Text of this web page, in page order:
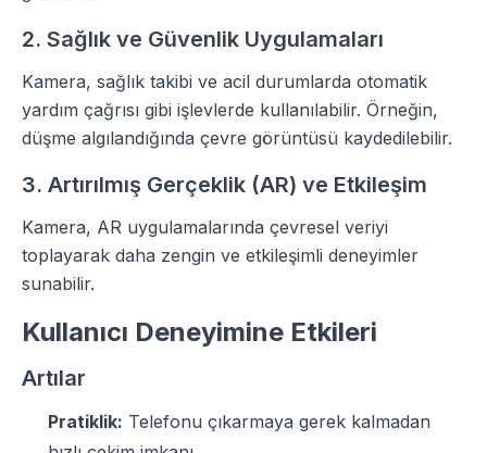
2. Sağlık ve Güvenlik Uygulamaları
Kamera, sağlık takibi ve acil durumlarda otomatik
yardım çağrısı gibi işlevlerde kullanılabilir. Örneğin,
düşme algılandığında çevre görüntüsü kaydedilebilir.
3. Artırılmış Gerçeklik (AR) ve Etkileşim
Kamera, AR uygulamalarında çevresel veriyi
toplayarak daha zengin ve etkileşimli deneyimler
sunabilir.
Kullanıcı Deneyimine Etkileri
Artılar
Pratiklik: Telefonu çıkarmaya gerek kalmadan